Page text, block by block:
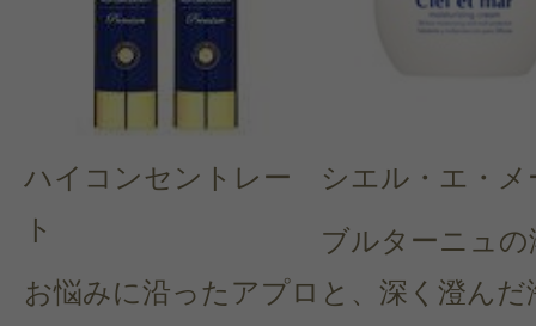
ハイコンセントレー
ト
お悩みに沿ったアプロ
シエル・エ・メ
ブルターニュの
と、深く澄んだ